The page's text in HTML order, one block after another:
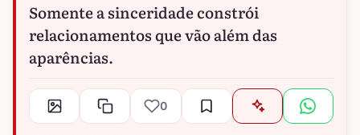
Somente a sinceridade constrói
relacionamentos que vão além das
aparências.
0